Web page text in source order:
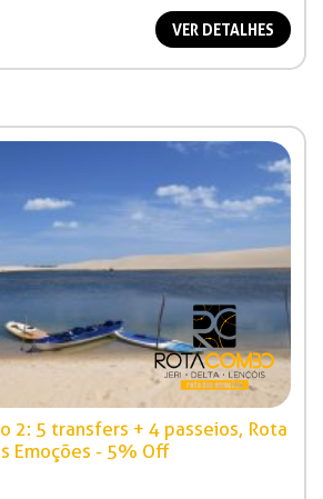
VER DETALHES
2: 5 transfers + 4 passeios, Rota
Emoções - 5% Off